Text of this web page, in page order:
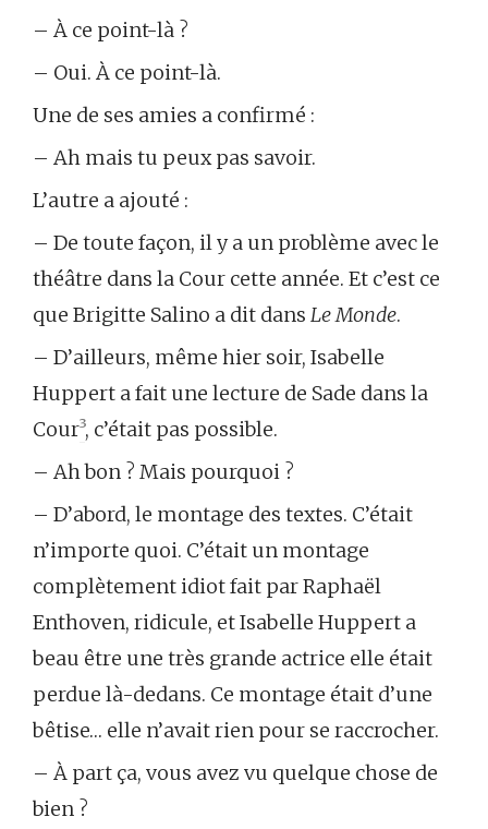
– À ce point-là ?
– Oui. À ce point-là.
Une de ses amies a confirmé :
– Ah mais tu peux pas savoir.
L’autre a ajouté :
– De toute façon, il y a un problème avec le
théâtre dans la Cour cette année. Et c’est ce
que Brigitte Salino a dit dans Le Monde.
– D’ailleurs, même hier soir, Isabelle
Huppert a fait une lecture de Sade dans la
Cour³, c’était pas possible.
– Ah bon ? Mais pourquoi ?
– D’abord, le montage des textes. C’était
n’importe quoi. C’était un montage
complètement idiot fait par Raphaël
Enthoven, ridicule, et Isabelle Huppert a
beau être une très grande actrice elle était
perdue là-dedans. Ce montage était d’une
bêtise… elle n’avait rien pour se raccrocher.
– À part ça, vous avez vu quelque chose de
bien ?